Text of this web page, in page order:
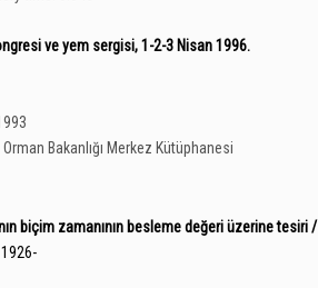
ve yem sergisi, 1-2-3 Nisan 1996.
Orman Bakanlığı Merkez Kütüphanesi
biçim zamanının besleme değeri üzerine tesiri /
1926-